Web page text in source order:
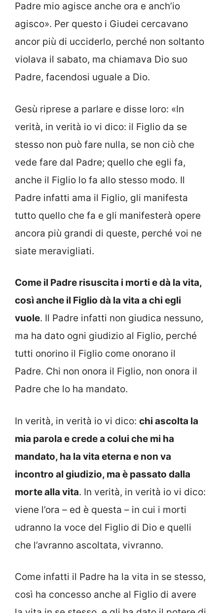
Padre mio agisce anche ora e anch’io
agisco». Per questo i Giudei cercavano
ancor più di ucciderlo, perché non soltanto
violava il sabato, ma chiamava Dio suo
Padre, facendosi uguale a Dio.
Gesù riprese a parlare e disse loro: «In
verità, in verità io vi dico: il Figlio da se
stesso non può fare nulla, se non ciò che
vede fare dal Padre; quello che egli fa,
anche il Figlio lo fa allo stesso modo. Il
Padre infatti ama il Figlio, gli manifesta
tutto quello che fa e gli manifesterà opere
ancora più grandi di queste, perché voi ne
siate meravigliati.
Come il Padre risuscita i morti e dà la vita,
così anche il Figlio dà la vita a chi egli
vuole. Il Padre infatti non giudica nessuno,
ma ha dato ogni giudizio al Figlio, perché
tutti onorino il Figlio come onorano il
Padre. Chi non onora il Figlio, non onora il
Padre che lo ha mandato.
In verità, in verità io vi dico: chi ascolta la
mia parola e crede a colui che mi ha
mandato, ha la vita eterna e non va
incontro al giudizio, ma è passato dalla
morte alla vita. In verità, in verità io vi dico:
viene l’ora – ed è questa – in cui i morti
udranno la voce del Figlio di Dio e quelli
che l’avranno ascoltata, vivranno.
Come infatti il Padre ha la vita in se stesso,
così ha concesso anche al Figlio di avere